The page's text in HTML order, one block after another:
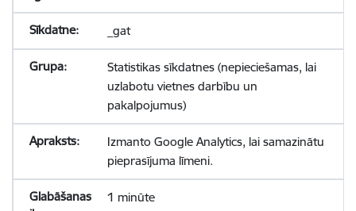
_gat
Statistikas sīkdatnes (nepieciešamas, lai
uzlabotu vietnes darbību un
pakalpojumus)
Izmanto Google Analytics, lai samazinātu
pieprasījuma līmeni.
1 minūte